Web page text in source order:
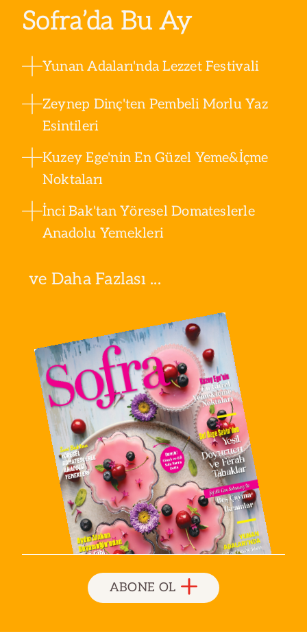
Sofra’da Bu Ay
Yunan Adaları'nda Lezzet Festivali
Zeynep Dinç'ten Pembeli Morlu Yaz
Esintileri
Kuzey Ege'nin En Güzel Yeme&İçme
Noktaları
İnci Bak'tan Yöresel Domateslerle
Anadolu Yemekleri
ve Daha Fazlası ...
ABONE OL